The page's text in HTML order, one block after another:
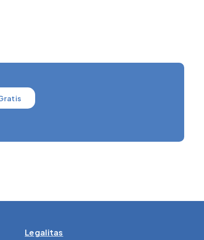
Legalitas